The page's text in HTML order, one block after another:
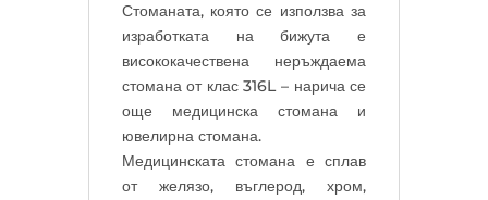
Стоманата, която се използва за
изработката на бижута е
висококачествена неръждаема
стомана от клас 316L – нарича се
още медицинска стомана и
ювелирна стомана.
Медицинската стомана е сплав
от желязо, въглерод, хром,